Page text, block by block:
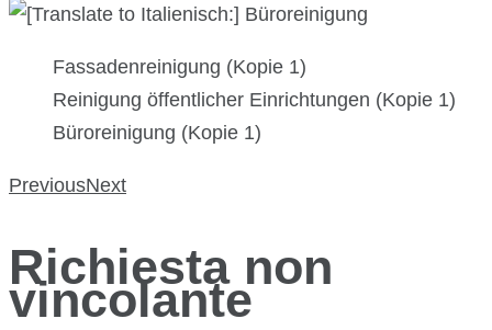
Fassadenreinigung (Kopie 1)
Reinigung öffentlicher Einrichtungen (Kopie 1)
Büroreinigung (Kopie 1)
PreviousNext
Richiesta non
vincolante